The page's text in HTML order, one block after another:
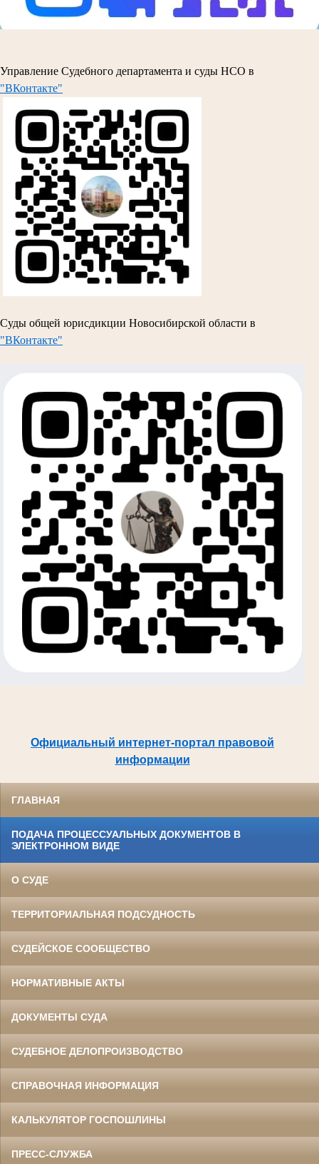
Управление Судебного департамента и суды НСО в
"ВКонтакте"
Суды общей юрисдикции Новосибирской области в
"ВКонтакте"
Официальный интернет-портал правовой
информации
ГЛАВНАЯ
ПОДАЧА ПРОЦЕССУАЛЬНЫХ ДОКУМЕНТОВ В
ЭЛЕКТРОННОМ ВИДЕ
О СУДЕ
ТЕРРИТОРИАЛЬНАЯ ПОДСУДНОСТЬ
СУДЕЙСКОЕ СООБЩЕСТВО
НОРМАТИВНЫЕ АКТЫ
ДОКУМЕНТЫ СУДА
СУДЕБНОЕ ДЕЛОПРОИЗВОДСТВО
СПРАВОЧНАЯ ИНФОРМАЦИЯ
КАЛЬКУЛЯТОР ГОСПОШЛИНЫ
ПРЕСС-СЛУЖБА